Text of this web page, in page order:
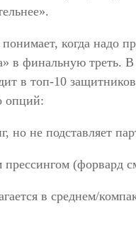
когда надо
в финальную треть.
в топ-10
опций:
но не подставляет
(форвард
в среднем/